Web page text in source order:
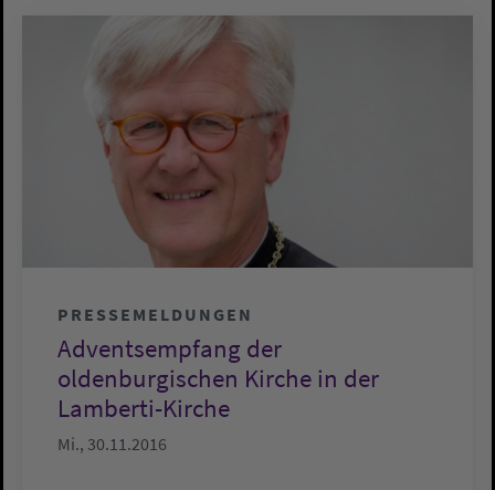
PRESSEMELDUNGEN
Adventsempfang der
oldenburgischen Kirche in der
Lamberti-Kirche
Mi., 30.11.2016